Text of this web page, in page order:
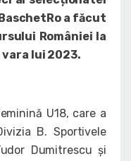
a făcut
României la
lui 2023.
U18, care a
B. Sportivele
Dumitrescu și